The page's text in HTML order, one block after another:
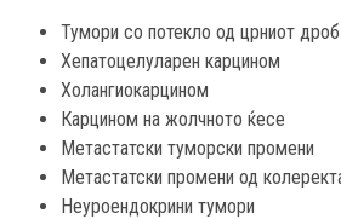
Тумори со потекло од црниот дроб
Хепатоцелуларен карцином
Холангиокарцином
Карцином на жолчното ќесе
Метастатски туморски промени
Метастатски промени од
Неуроендокрини тумори